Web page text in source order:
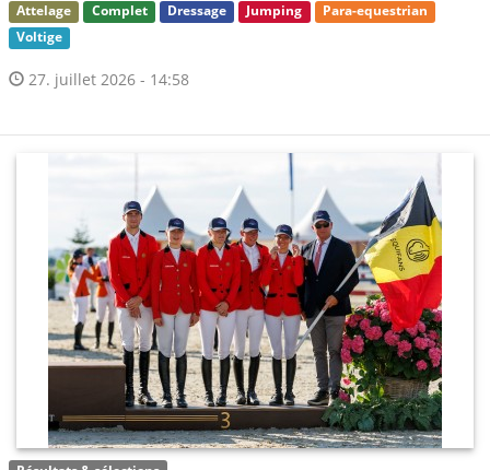
Attelage Complet Dressage Jumping
Para-equestrian
Voltige
27. juillet 2026 - 14:58